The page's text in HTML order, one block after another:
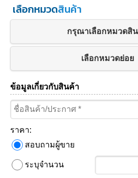
เลือกหมวดสินค้า
กรุณาเลือกหมวดสิ
เลือกหมวดย่อย
ข้อมูลเกี่ยวกับสินค้า
ราคา:
สอบถามผู้ขาย
ระบุจำนวน